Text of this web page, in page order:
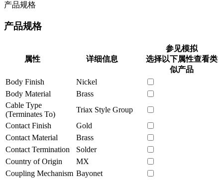
产品规格
产品规格
属性 详细信息
参见模拟
选择以下属性查看类
似产品
Body Finish
Nickel
Body Material
Brass
Cable Type
(Terminates To)
Triax Style Group
Contact Finish
Gold
Contact Material
Brass
Contact Termination
Solder
Country of Origin
MX
Coupling Mechanism Bayonet